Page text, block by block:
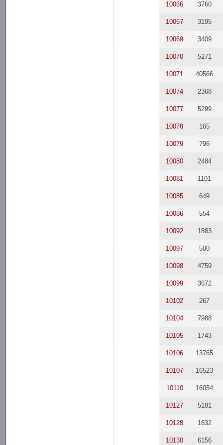
10066 3760
10067 3195
10069 3409
10070 5271
10071 40566
10074 2368
10077 5299
10078 165
10079 796
10080 2484
10081 1101
10085 649
10086 554
10092 1883
10097 500
10098 4759
10099 3672
10102 267
10104 7988
10105 1743
10106 13765
10107 16523
10110 16054
10127 5181
10128 1632
10130 6156